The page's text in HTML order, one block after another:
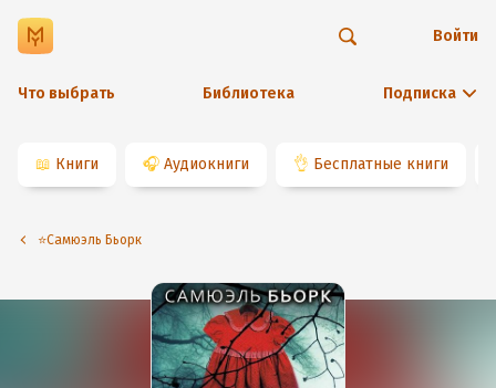
Что выбрать Библиотека Подписка
Войти
📖 Книги 🎧 Аудиокниги 👌 Бесплатные книги
⭐️Самюэль Бьорк